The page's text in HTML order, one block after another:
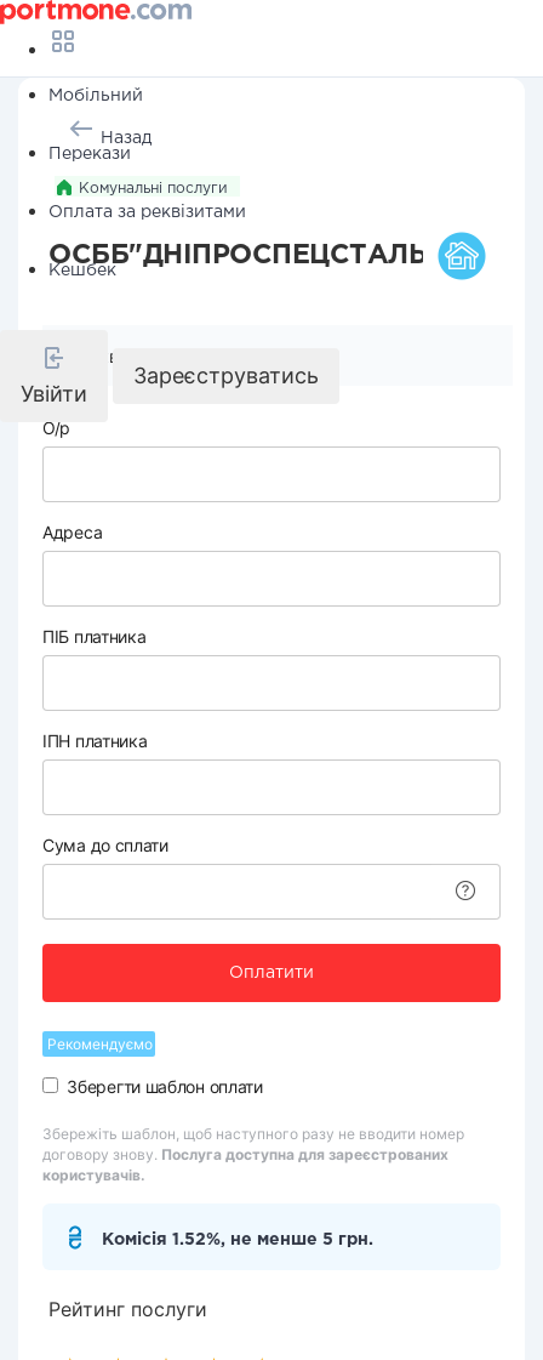
Мобільний
Перекази
Оплата за реквізитами
Кешбек
Увійти
Зареєструватись
Назад
Комунальні послуги
ОСББ"ДНІПРОСПЕЦСТАЛЬ-14"
Реквізити компанії
О/р
Адреса
ПІБ платника
ІПН платника
Сума до сплати
Оплатити
Рекомендуємо
Зберегти шаблон оплати
Збережіть шаблон, щоб наступного разу не вводити номер
договору знову. Послуга доступна для зареєстрованих
користувачів.
Комісія 1.52%, не менше 5 грн.
Рейтинг послуги